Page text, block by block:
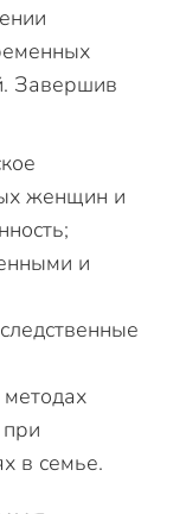
Завершив
женщин и
и
в семье.